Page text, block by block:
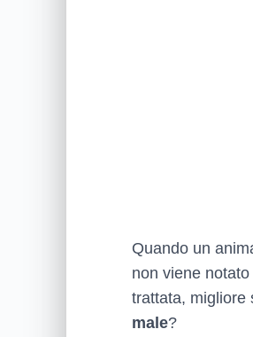
Quando un
non viene
trattata, migliore
male?